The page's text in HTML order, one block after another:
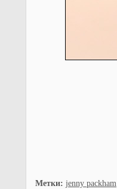
Метки: jenny packham